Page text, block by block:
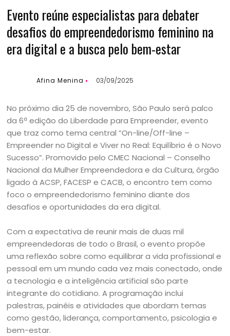
Evento reúne especialistas para debater
desafios do empreendedorismo feminino na
era digital e a busca pelo bem-estar
Afina Menina 03/09/2025
No próximo dia 25 de novembro, São Paulo será palco
da 6ª edição do Liberdade para Empreender, evento
que traz como tema central “On-line/Off-line –
Empreender no Digital e Viver no Real: Equilíbrio é o Novo
Sucesso”. Promovido pelo CMEC Nacional – Conselho
Nacional da Mulher Empreendedora e da Cultura, órgão
ligado à ACSP, FACESP e CACB, o encontro tem como
foco o empreendedorismo feminino diante dos
desafios e oportunidades da era digital.
Com a expectativa de reunir mais de duas mil
empreendedoras de todo o Brasil, o evento propõe
uma reflexão sobre como equilibrar a vida profissional e
pessoal em um mundo cada vez mais conectado, onde
a tecnologia e a inteligência artificial são parte
integrante do cotidiano. A programação inclui
palestras, painéis e atividades que abordam temas
como gestão, liderança, comportamento, psicologia e
bem-estar.